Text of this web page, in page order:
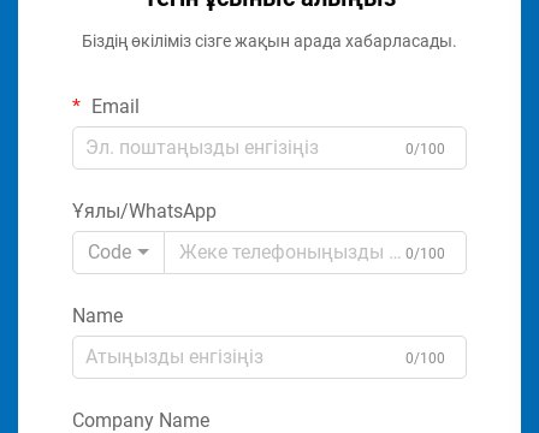
Біздің өкіліміз сізге жақын арада хабарласады.
Email
0/100
Ұялы/WhatsApp
Code
0/100
Name
0/100
Company Name